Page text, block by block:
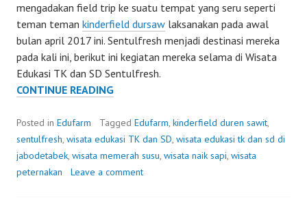
mengadakan field trip ke suatu tempat yang seru seperti
teman teman kinderfield dursaw laksanakan pada awal
bulan april 2017 ini. Sentulfresh menjadi destinasi mereka
pada kali ini, berikut ini kegiatan mereka selama di Wisata
Edukasi TK dan SD Sentulfresh.
CONTINUE READINGKINDERFIELD
SAWIT
KE
SENTULFRESH
Posted in Edufarm Tagged Edufarm, kinderfield duren sawit,
sentulfresh, wisata edukasi TK dan SD, wisata edukasi tk dan sd di
jabodetabek, wisata memerah susu, wisata naik sapi, wisata
peternakan
Leave a comment